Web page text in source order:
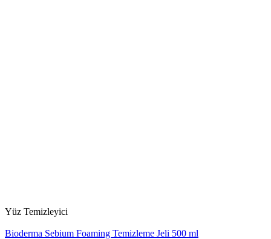
Yüz Temizleyici
Bioderma Sebium Foaming Temizleme Jeli 500 ml